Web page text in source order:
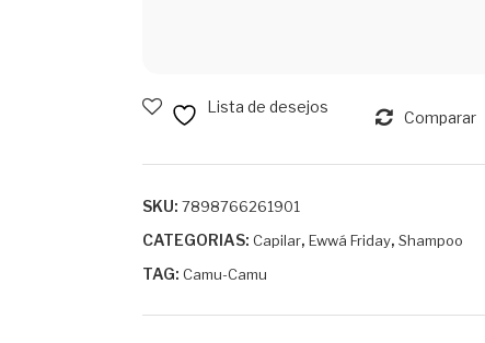
Lista de desejos
Comparar
SKU: 7898766261901
CATEGORIAS: Capilar, Ewwá Friday, Shampoo
TAG: Camu-Camu